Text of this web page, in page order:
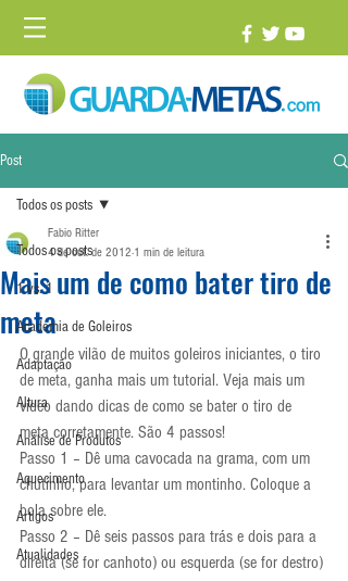
Post
Todos os posts
1 vs. 1
Academia de Goleiros
Adaptação
Altura
Análise de Produtos
Aquecimento
Artigos
Atualidades
Todos os posts
Mais um de como bater tiro de
meta
Fabio Ritter
4 de out. de 2012 1 min de leitura
O grande vilão de muitos goleiros iniciantes, o tiro
de meta, ganha mais um tutorial. Veja mais um
vídeo dando dicas de como se bater o tiro de
meta corretamente. São 4 passos!
Passo 1 – Dê uma cavocada na grama, com um
chutinho, para levantar um montinho. Coloque a
bola sobre ele.
Passo 2 – Dê seis passos para trás e dois para a
direita (se for canhoto) ou esquerda (se for destro)